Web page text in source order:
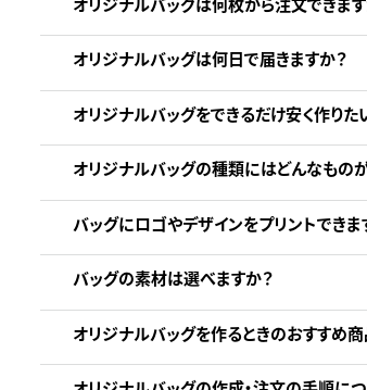
オリジナルバッグは何日で届きますか？
オリジナルバッグをできるだけ安く作り
オリジナルバッグの種類にはどんなもの
バッグにロゴやデザインをプリントできま
バッグの素材は選べますか？
オリジナルバッグを作るときのおすすめ